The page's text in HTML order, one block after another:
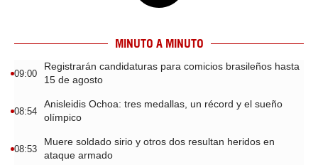
MINUTO A MINUTO
09:00
Registrarán candidaturas para comicios brasileños hasta
15 de agosto
08:54
Anisleidis Ochoa: tres medallas, un récord y el sueño
olímpico
08:53
Muere soldado sirio y otros dos resultan heridos en
ataque armado